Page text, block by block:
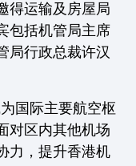
得运输及房屋局
包括机管局主席
局行政总裁许汉
国际主要航空枢
对区内其他机场
力，提升香港机